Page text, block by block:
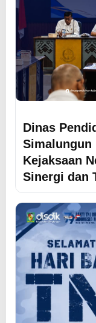
Dinas
Simalungun
Kejaksaan
Sinergi dan